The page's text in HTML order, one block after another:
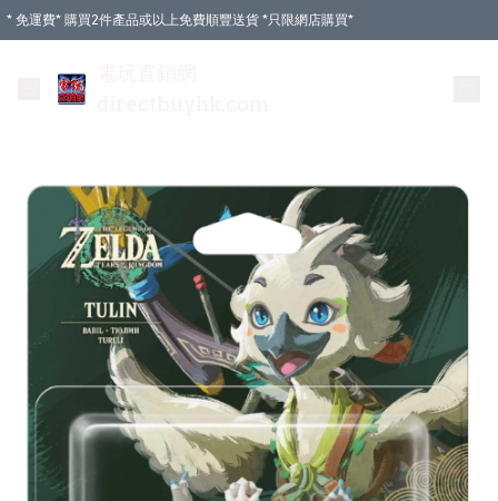
* 免運費* 購買2件產品或以上免費順豐送貨 *只限網店購買*